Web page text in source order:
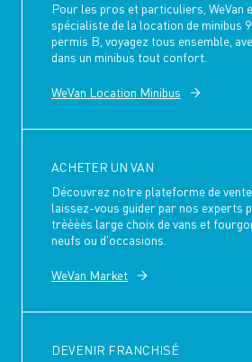
Pour les pros et particuliers, WeVan
spécialiste de la location de minibus
permis B, voyagez tous ensemble,
dans un minibus tout confort.
WeVan Location Minibus
ACHETER UN VAN
Découvrez notre plateforme de
laissez-vous guider par nos experts
trèèèès large choix de vans et
neufs ou d'occasions.
WeVan Market
DEVENIR FRANCHISÉ